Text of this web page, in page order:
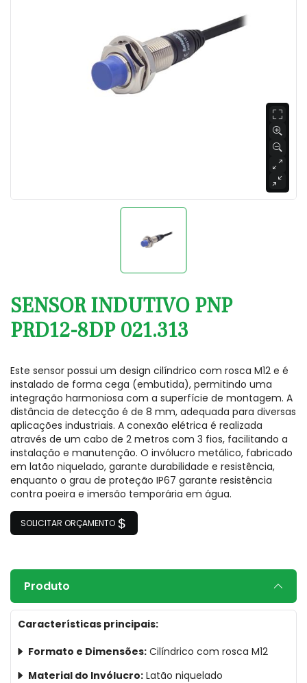
SENSOR INDUTIVO PNP
PRD12-8DP 021.313
Este sensor possui um design cilíndrico com rosca M12 e é
instalado de forma cega (embutida), permitindo uma
integração harmoniosa com a superfície de montagem. A
distância de detecção é de 8 mm, adequada para diversas
aplicações industriais. A conexão elétrica é realizada
através de um cabo de 2 metros com 3 fios, facilitando a
instalação e manutenção. O invólucro metálico, fabricado
em latão niquelado, garante durabilidade e resistência,
enquanto o grau de proteção IP67 garante resistência
contra poeira e imersão temporária em água.
SOLICITAR ORÇAMENTO
Produto
Características principais:
Formato e Dimensões: Cilíndrico com rosca M12
Material do Invólucro: Latão niquelado